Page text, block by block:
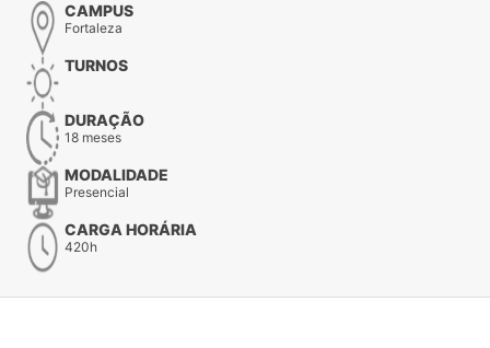
CAMPUS
Fortaleza
TURNOS
DURAÇÃO
18 meses
MODALIDADE
Presencial
CARGA HORÁRIA
420h